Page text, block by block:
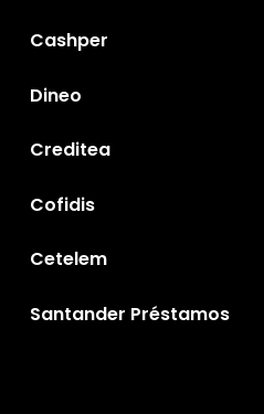
Cashper
Dineo
Creditea
Cofidis
Cetelem
Santander Préstamos